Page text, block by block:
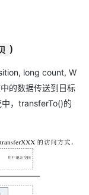
)
long count, W
的数据传送到目标
，transferTo()的